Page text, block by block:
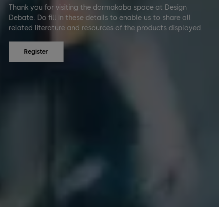
Thank you for visiting the dormakaba space at Design
Debate. Do fill in these details to enable us to share all
related literature and resources of the products displayed.
Register